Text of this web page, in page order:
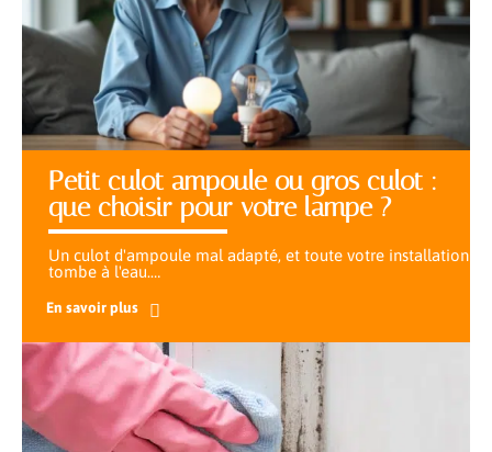
Petit culot ampoule ou gros culot :
que choisir pour votre lampe ?
Un culot d'ampoule mal adapté, et toute votre installation
tombe à l'eau.…
En savoir plus